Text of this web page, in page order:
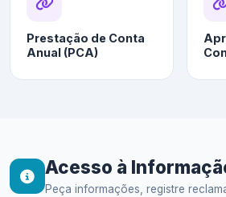
Prestação de Conta
Anual (PCA)
Acesso à
Peça informações, registre